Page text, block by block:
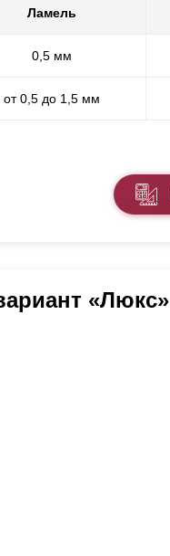
Ламель
0,5 мм
от 0,5 до 1,5 мм
«Люкс»